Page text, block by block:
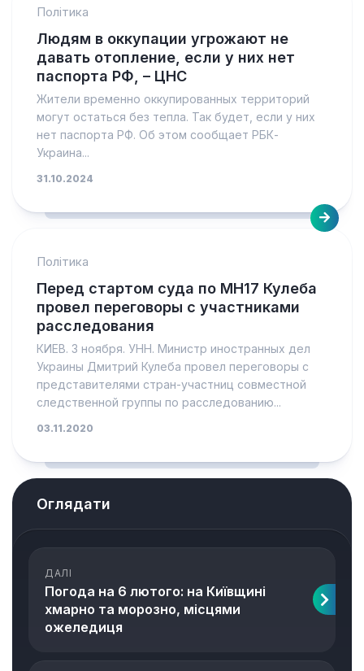
Політика
Людям в оккупации угрожают не
давать отопление, если у них нет
паспорта РФ, – ЦНС
Жители временно оккупированных территорий
могут остаться без тепла. Так будет, если у них
нет паспорта РФ. Об этом сообщает РБК-
Украина...
31.10.2024
Політика
Перед стартом суда по MH17 Кулеба
провел переговоры с участниками
расследования
КИЕВ. 3 ноября. УНН. Министр иностранных дел
Украины Дмитрий Кулеба провел переговоры с
представителями стран-участниц совместной
следственной группы по расследованию...
03.11.2020
Оглядати
ДАЛІ
Погода на 6 лютого: на Київщині
хмарно та морозно, місцями
ожеледиця